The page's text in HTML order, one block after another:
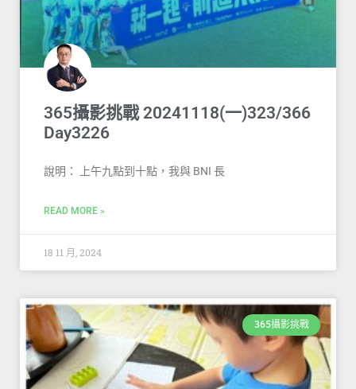
365攝影挑戰 20241118(一)323/366
Day3226
說明： 上午九點到十點，我與 BNI 長
READ MORE »
18 11 月, 2024
365攝影挑戰